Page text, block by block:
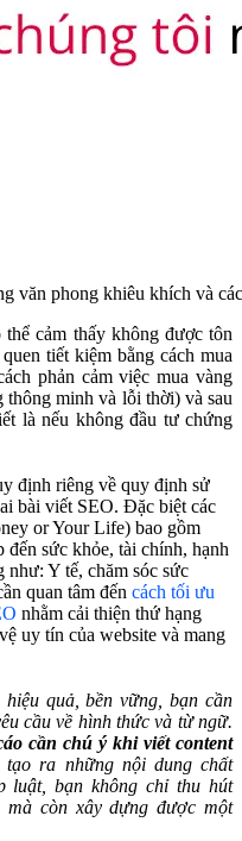
văn phong khiêu khích và
cảm thấy không được tôn
tiết kiệm bằng cách mua
phản cảm việc mua vàng
minh và lỗi thời) và sau
là nếu không đầu tư chứng
định riêng về quy định sử
bài viết SEO. Đặc biệt các
or Your Life) bao gồm
đến sức khỏe, tài chính, hạnh
như: Y tế, chăm sóc sức
quan tâm đến cách tối ưu
nhằm cải thiện thứ hạng
uy tín của website và mang
quả, bền vững, bạn cần
cầu về hình thức và từ ngữ.
cần chú ý khi viết content
ra những nội dung chất
luật, bạn không chỉ thu hút
còn xây dựng được một